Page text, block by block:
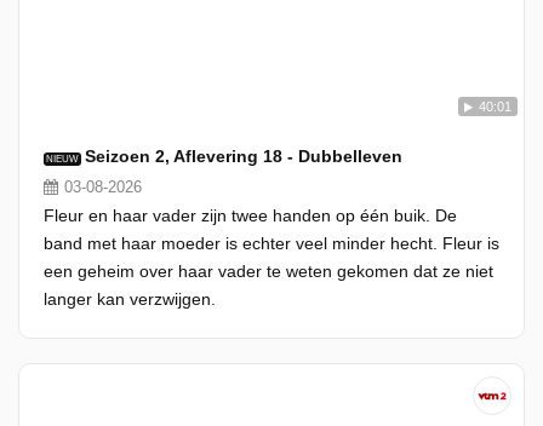
40:01
NIEUW Seizoen 2, Aflevering 18 - Dubbelleven
03-08-2026
Fleur en haar vader zijn twee handen op één buik. De
band met haar moeder is echter veel minder hecht. Fleur is
een geheim over haar vader te weten gekomen dat ze niet
langer kan verzwijgen.